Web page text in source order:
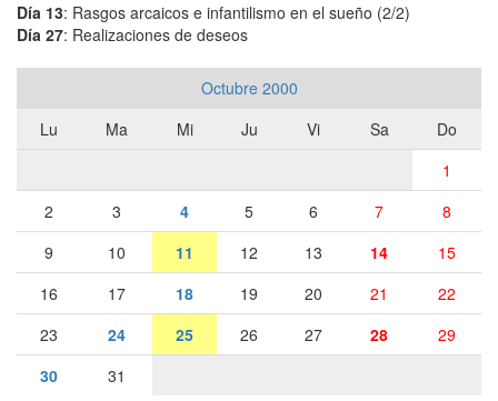
Día 13: Rasgos arcaicos e infantilismo en el sueño (2/2)
Día 27: Realizaciones de deseos
Octubre 2000
Lu
Ma Mi Ju Vi Sa
Do
1
2
3 4 5 6 7
8
9
10 11 12 13 14
15
16
17 18 19 20 21
22
23
24 25 26 27 28
29
30
31